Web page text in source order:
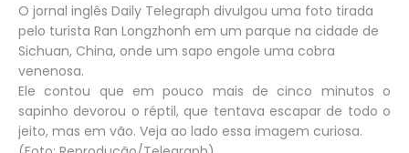
O jornal inglês Daily Telegraph divulgou uma foto tirada
pelo turista Ran Longzhonh em um parque na cidade de
Sichuan, China, onde um sapo engole uma cobra
venenosa.
Ele contou que em pouco mais de cinco minutos o
sapinho devorou o réptil, que tentava escapar de todo o
jeito, mas em vão. Veja ao lado essa imagem curiosa.